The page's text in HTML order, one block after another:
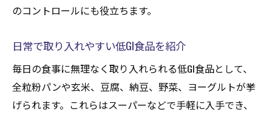
のコントロールにも役立ちます。
日常で取り入れやすい低GI食品を紹介
毎日の食事に無理なく取り入れられる低GI食品として、
全粒粉パンや玄米、豆腐、納豆、野菜、ヨーグルトが挙
げられます。これらはスーパーなどで手軽に入手でき、